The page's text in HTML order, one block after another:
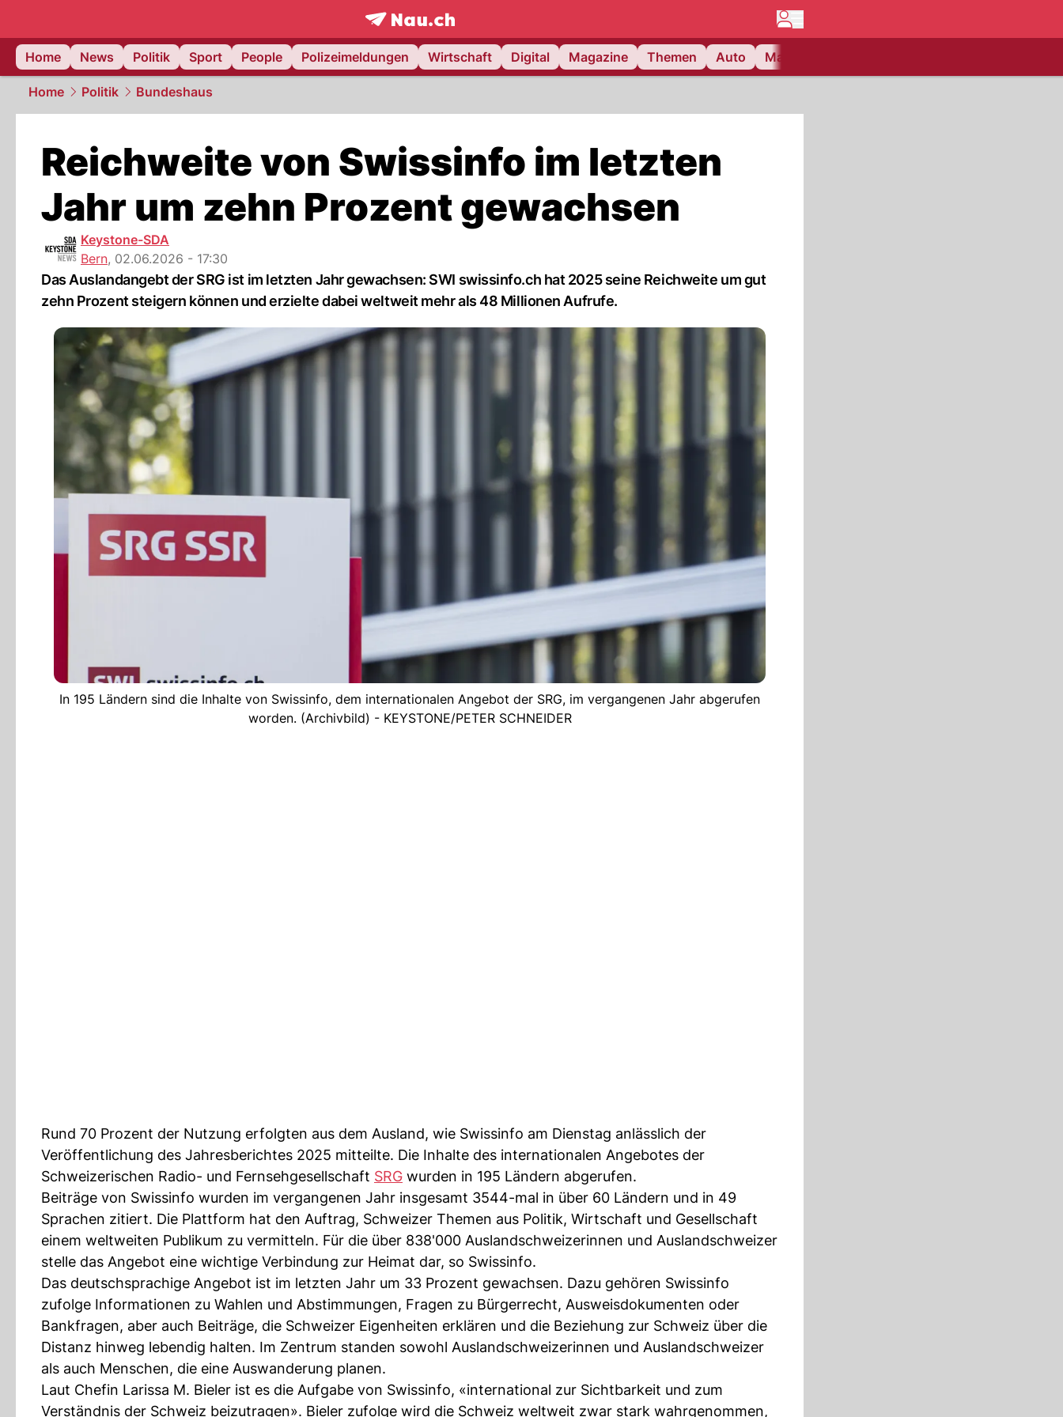
frontpage.NAU.ch
Home
News Politik Sport People Polizeimeldungen Wirtschaft Digital Magazine Themen Auto Matchcenter
Home Politik Bundeshaus
Reichweite von Swissinfo im letzten
Jahr um zehn Prozent gewachsen
Keystone-SDA
Bern, 02.06.2026 - 17:30
Das Auslandangebt der SRG ist im letzten Jahr gewachsen: SWI swissinfo.ch hat 2025 seine Reichweite um gut
zehn Prozent steigern können und erzielte dabei weltweit mehr als 48 Millionen Aufrufe.
In 195 Ländern sind die Inhalte von Swissinfo, dem internationalen Angebot der SRG, im vergangenen Jahr abgerufen
worden. (Archivbild) - KEYSTONE/PETER SCHNEIDER
Rund 70 Prozent der Nutzung erfolgten aus dem Ausland, wie Swissinfo am Dienstag anlässlich der
Veröffentlichung des Jahresberichtes 2025 mitteilte. Die Inhalte des internationalen Angebotes der
Schweizerischen Radio- und Fernsehgesellschaft SRG wurden in 195 Ländern abgerufen.
Beiträge von Swissinfo wurden im vergangenen Jahr insgesamt 3544-mal in über 60 Ländern und in 49
Sprachen zitiert. Die Plattform hat den Auftrag, Schweizer Themen aus Politik, Wirtschaft und Gesellschaft
einem weltweiten Publikum zu vermitteln. Für die über 838'000 Auslandschweizerinnen und Auslandschweizer
stelle das Angebot eine wichtige Verbindung zur Heimat dar, so Swissinfo.
Das deutschsprachige Angebot ist im letzten Jahr um 33 Prozent gewachsen. Dazu gehören Swissinfo
zufolge Informationen zu Wahlen und Abstimmungen, Fragen zu Bürgerrecht, Ausweisdokumenten oder
Bankfragen, aber auch Beiträge, die Schweizer Eigenheiten erklären und die Beziehung zur Schweiz über die
Distanz hinweg lebendig halten. Im Zentrum standen sowohl Auslandschweizerinnen und Auslandschweizer
als auch Menschen, die eine Auswanderung planen.
Laut Chefin Larissa M. Bieler ist es die Aufgabe von Swissinfo, «international zur Sichtbarkeit und zum
Verständnis der Schweiz beizutragen». Bieler zufolge wird die Schweiz weltweit zwar stark wahrgenommen,